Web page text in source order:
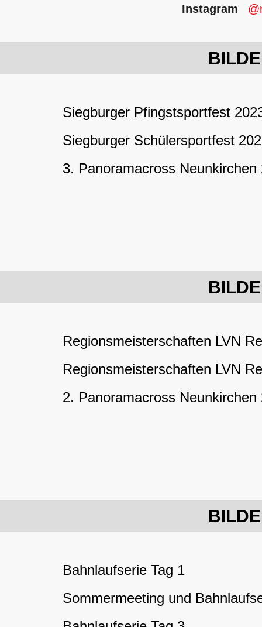
Instagram
Siegburger Pfingstsportfest
Siegburger Schülersportfest
3. Panoramacross Neunkirchen
Regionsmeisterschaften LVN
Regionsmeisterschaften LVN
2. Panoramacross Neunkirchen
Bahnlaufserie Tag 1
Sommermeeting und